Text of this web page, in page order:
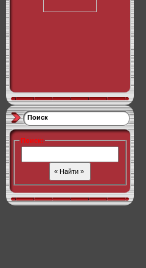
Поиск
Поиск: